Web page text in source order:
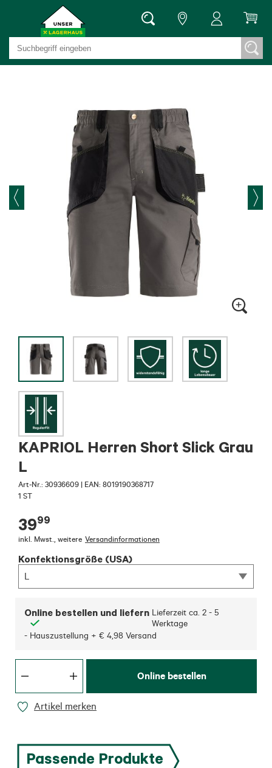
KAPRIOL Herren Short Slick Grau
L
Art-Nr.: 30936609 | EAN: 8019190368717
1 ST
3999
inkl. Mwst. weitere Versandinformationen
Konfektionsgröße (USA)
L
Online bestellen und liefern Lieferzeit ca. 2 - 5
Werktage
- Hauszustellung + € 4,98 Versand
Online bestellen
Artikel merken
Passende Produkte